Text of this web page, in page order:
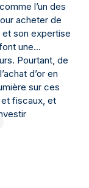
l’un des
acheter de
et son expertise
une
de
d’or en
sur ces
fiscaux, et